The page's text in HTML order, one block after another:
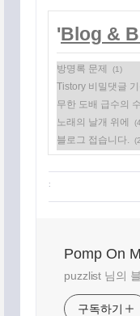
'Blog &
방명록 문제 (1)
Tistory 비밀댓글
무한 도배 급수의
노래의 날개 위에
블로그 접습니다.
:
Pomp On
puzzlist 님의
구독하기